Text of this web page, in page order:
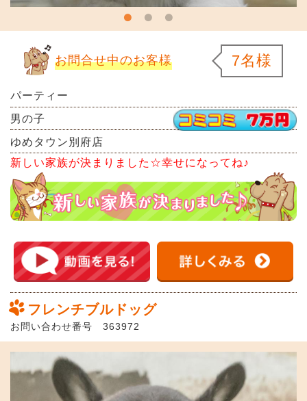
お問合せ中のお客様 7名様
パーティー
男の子
ゆめタウン別府店
新しい家族が決まりました☆幸せになってね♪
フレンチブルドッグ
お問い合わせ番号 363972